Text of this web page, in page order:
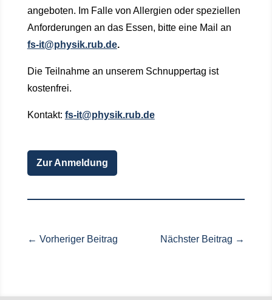
angeboten. Im Falle von Allergien oder speziellen
Anforderungen an das Essen, bitte eine Mail an
fs-it@physik.rub.de.
Die Teilnahme an unserem Schnuppertag ist
kostenfrei.
Kontakt: fs-it@physik.rub.de
Zur Anmeldung
← Vorheriger Beitrag Nächster Beitrag →